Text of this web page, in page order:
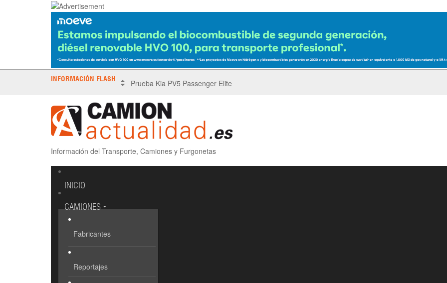
INFORMACIÓN FLASH X Tronada Almería | Encuentro del Pegaso Troner
Información del Transporte, Camiones y Furgonetas
INICIO
CAMIONES
Fabricantes
Reportajes